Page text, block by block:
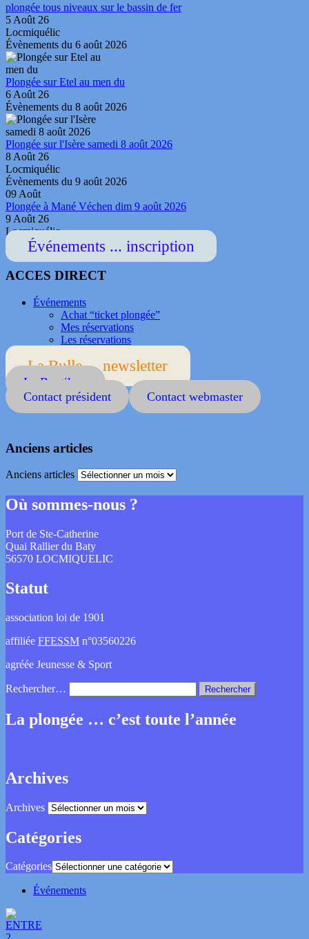
plongée tous niveaux sur le bassin de fer
5 Août 26
Locmiquélic
Évènements du 6 août 2026
Plongée sur Etel au men du
6 Août 26
Évènements du 8 août 2026
Plongée sur l'Isère samedi 8 août 2026
8 Août 26
Locmiquélic
Évènements du 9 août 2026
09 Août
Plongée à Mané Véchen dim 9 août 2026
9 Août 26
Locmiquélic
Événements ... inscription
ACCES DIRECT
Événements
Achat “ticket plongée”
Mes réservations
Les réservations
La Bulle ... newsletter
La Boutik ...
Contact président
Contact webmaster
Anciens articles
Anciens articles
Où sommes-nous ?
Port de Ste-Catherine
Quai Rallier du Baty
56570 LOCMIQUELIC
Statut
association loi de 1901
affiliée FFESSM n°03560226
agréée Jeunesse & Sport
Rechercher…
La plongée … c’est toute l’année
Archives
Archives
Catégories
Catégories
Événements